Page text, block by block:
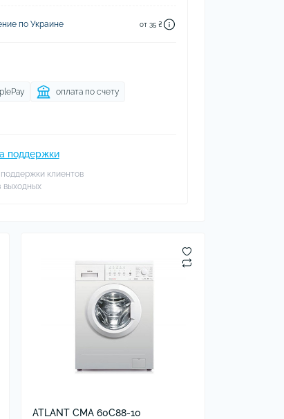
по Украине от 35 ₴
оплата по счету
поддержки
клиентов
выходных
ATLANT СМА 60С88-10